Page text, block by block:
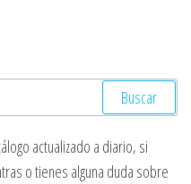
actualizado a diario, si
o tienes alguna duda sobre